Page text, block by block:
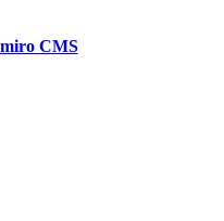
CMS